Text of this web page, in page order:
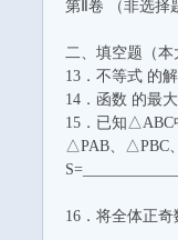
第Ⅱ卷 （非选择
二、填空题（本
13．不等式 的解
14．函数 的最
15．已知△ABC
△PAB、△PBC
16．将全体正